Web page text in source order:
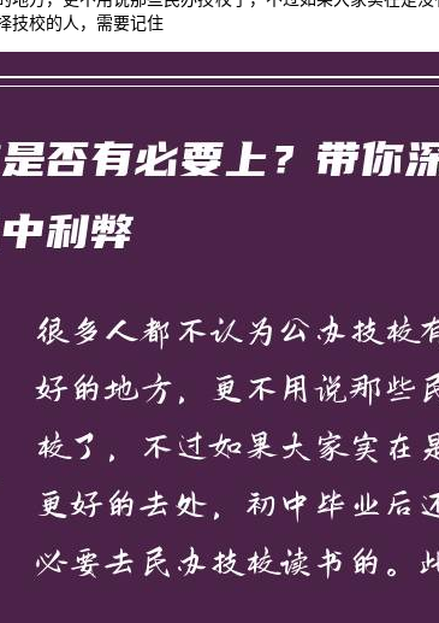
技校的人，需要记住